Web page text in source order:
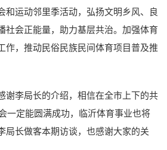
和运动邻里季活动，弘扬文明乡风、良
社会正能量，助力基层共治。加强体育
作，推动民俗民族民间体育项目普及推
谢李局长的介绍，相信在全市上下的共
一定能圆满成功，临沂体育事业也将
局长做客本期访谈，也感谢大家的关